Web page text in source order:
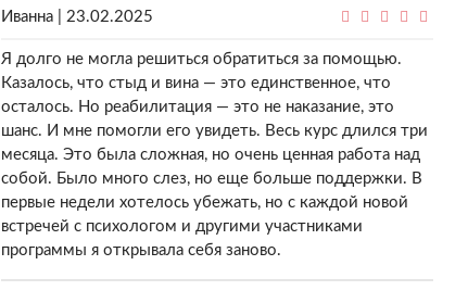
Иванна | 23.02.2025
Я долго не могла решиться обратиться за помощью.
Казалось, что стыд и вина — это единственное, что
осталось. Но реабилитация — это не наказание, это
шанс. И мне помогли его увидеть. Весь курс длился три
месяца. Это была сложная, но очень ценная работа над
собой. Было много слез, но еще больше поддержки. В
первые недели хотелось убежать, но с каждой новой
встречей с психологом и другими участниками
программы я открывала себя заново.